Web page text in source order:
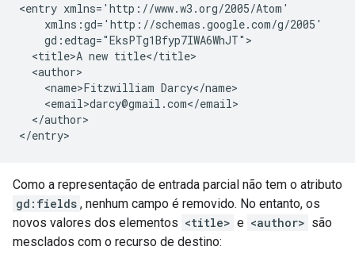
<entry xmlns='http://www.w3.org/2005/Atom'
    xmlns:gd='http://schemas.google.com/g/2005'
    gd:edtag="EksPTg1Bfyp7IWA6WhJT">
  <title>A new title</title>
  <author>
    <name>Fitzwilliam Darcy</name>
    <email>darcy@gmail.com</email>
  </author>
Como a representação de entrada parcial não tem o atributo
gd:fields , nenhum campo é removido. No entanto, os
novos valores dos elementos <title> e <author> são
mesclados com o recurso de destino: